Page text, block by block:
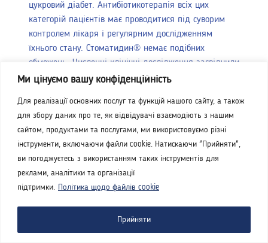
Ми цінуємо вашу конфіденційність
Для реалізації основних послуг та функцій нашого сайту, а також
для збору даних про те, як відвідувачі взаємодіють з нашим
сайтом, продуктами та послугами, ми використовуємо різні
інструменти, включаючи файли cookie. Натискаючи "Прийняти",
ви погоджуєтесь з використанням таких інструментів для
реклами, аналітики та організації
підтримки.
Політика щодо файлів cookie
Прийняти
цукровий діабет. Антибіотикотерапія всіх цих
категорій пацієнтів має проводитися під суворим
контролем лікаря і регулярним дослідженням
їхнього стану. Стоматидин® немає подібних
обмежень. Численні клінічні дослідження засвідчили
добру переносимість, безпеку та відсутність
фахівця.
Незадоволеність стоматологів результатами
стандартної терапії гінгівіту спонукає вчених до
пошуку нових препаратів і методів лікування. Однак
головним методом є профілактика захворювання та
навчання населення правильному підтриманню
Manu Rathee; Prachi Jain. Gingivitis. Treasure